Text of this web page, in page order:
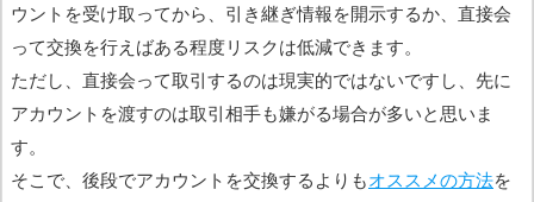
ウントを受け取ってから、引き継ぎ情報を開示するか、直接会
って交換を行えばある程度リスクは低減できます。
ただし、直接会って取引するのは現実的ではないですし、先に
アカウントを渡すのは取引相手も嫌がる場合が多いと思いま
す。
そこで、後段でアカウントを交換するよりもオススメの方法を